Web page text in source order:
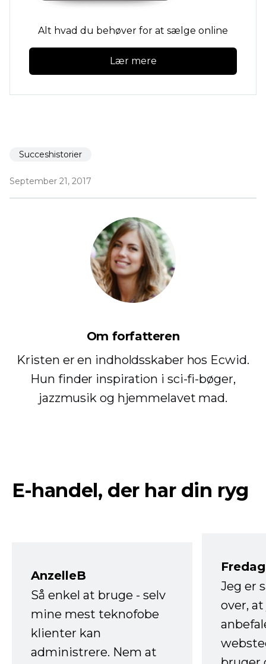
Alt hvad du behøver for at sælge online
Lær mere
Succeshistorier
September 21, 2017
Om forfatteren
Kristen er en indholdsskaber hos Ecwid.
Hun finder inspiration i sci-fi-bøger,
jazzmusik og hjemmelavet mad.
E-handel, der har din ryg
AnzelleB
Så enkel at bruge - selv
mine mest teknofobe
klienter kan
administrere. Nem at
Jeg er
over,